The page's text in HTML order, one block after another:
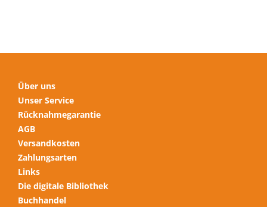
Über uns
Unser Service
Rücknahmegarantie
AGB
Versandkosten
Zahlungsarten
Links
Die digitale Bibliothek
Buchhandel